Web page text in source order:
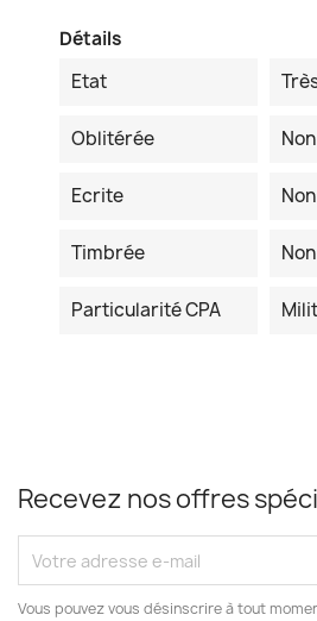
Détails
Etat
Oblitérée Non
Ecrite Non
Timbrée Non
Particularité CPA
Recevez nos offres
Vous pouvez vous désinscrire à tout